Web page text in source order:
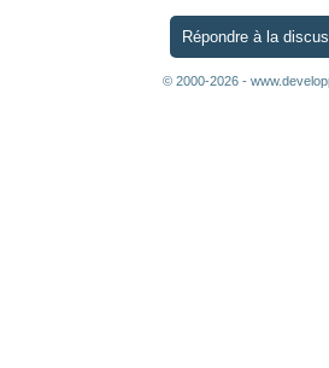
Répondre à la
© 2000-2026 -